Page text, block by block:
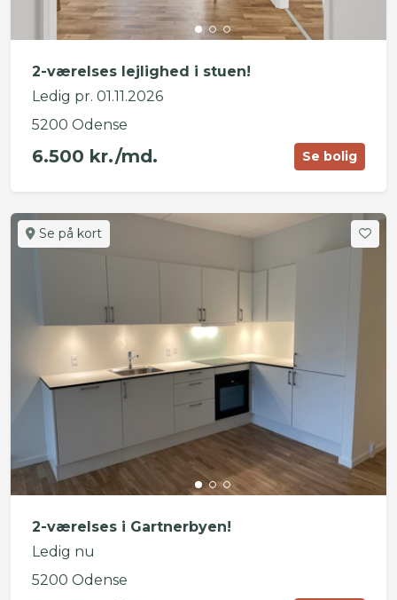
2-værelses lejlighed i stuen!
Ledig pr. 01.11.2026
5200 Odense
6.500 kr./md. Se bolig
Se på kort
2-værelses i Gartnerbyen!
Ledig nu
5200 Odense